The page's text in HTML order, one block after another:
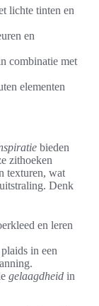
lichte tinten en
en
combinatie met
elementen
bieden
zithoeken
texturen, wat
Denk
en leren
in een
gelaagdheid in